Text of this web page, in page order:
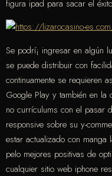
figura ipad para sacar el
Se podrí¡ ingresar en algún
se puede distribuir con
continuamente se requieren
Google Play y también en
no currículums con el pasar
responsive sobre su y-
estar actualizado con manga
pelo mejores positivas de
cualquier sitio web iphone